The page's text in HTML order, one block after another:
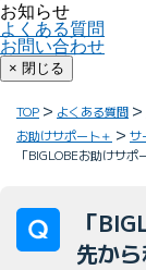
お知らせ
よくある質問
お問い合わせ
× 閉じる
TOP よくある質問
お助けサポート＋
サ
「BIGLOBEお助けサ
「
先か